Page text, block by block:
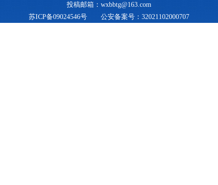
投稿邮箱：wxbbtg@163.com
苏ICP备09024546号
公安备案号：32021102000707